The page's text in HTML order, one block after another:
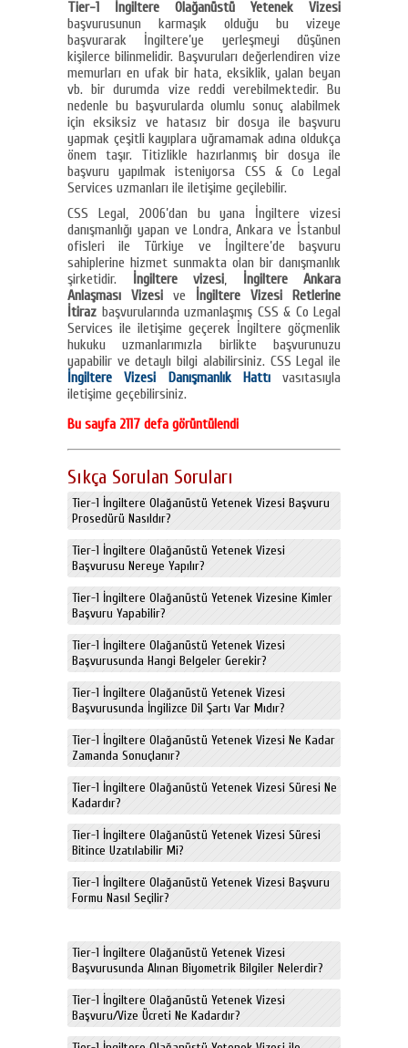
Tier-1 İngiltere Olağanüstü Yetenek Vizesi
başvurusunun karmaşık olduğu bu vizeye
başvurarak İngiltere’ye yerleşmeyi düşünen
kişilerce bilinmelidir. Başvuruları değerlendiren vize
memurları en ufak bir hata, eksiklik, yalan beyan
vb. bir durumda vize reddi verebilmektedir. Bu
nedenle bu başvurularda olumlu sonuç alabilmek
için eksiksiz ve hatasız bir dosya ile başvuru
yapmak çeşitli kayıplara uğramamak adına oldukça
önem taşır. Titizlikle hazırlanmış bir dosya ile
başvuru yapılmak isteniyorsa CSS & Co Legal
Services uzmanları ile iletişime geçilebilir.
CSS Legal, 2006’dan bu yana İngiltere vizesi
danışmanlığı yapan ve Londra, Ankara ve İstanbul
ofisleri ile Türkiye ve İngiltere’de başvuru
sahiplerine hizmet sunmakta olan bir danışmanlık
şirketidir.
İngiltere vizesi,
İngiltere Ankara
Anlaşması Vizesi ve
İngiltere Vizesi Retlerine
İtiraz başvurularında uzmanlaşmış CSS & Co Legal
Services ile iletişime geçerek İngiltere göçmenlik
hukuku uzmanlarımızla birlikte başvurunuzu
yapabilir ve detaylı bilgi alabilirsiniz. CSS Legal ile
İngiltere Vizesi Danışmanlık Hattıvasıtasıyla
iletişime geçebilirsiniz.
Bu sayfa 2117 defa görüntülendi
Sıkça Sorulan Soruları
Tier-1 İngiltere Olağanüstü Yetenek Vizesi Başvuru
Prosedürü Nasıldır?
Tier-1 İngiltere Olağanüstü Yetenek Vizesi
Başvurusu Nereye Yapılır?
Tier-1 İngiltere Olağanüstü Yetenek Vizesine Kimler
Başvuru Yapabilir?
Tier-1 İngiltere Olağanüstü Yetenek Vizesi
Başvurusunda Hangi Belgeler Gerekir?
Tier-1 İngiltere Olağanüstü Yetenek Vizesi
Başvurusunda İngilizce Dil Şartı Var Mıdır?
Tier-1 İngiltere Olağanüstü Yetenek Vizesi Ne Kadar
Zamanda Sonuçlanır?
Tier-1 İngiltere Olağanüstü Yetenek Vizesi Süresi Ne
Kadardır?
Tier-1 İngiltere Olağanüstü Yetenek Vizesi Süresi
Bitince Uzatılabilir Mi?
Tier-1 İngiltere Olağanüstü Yetenek Vizesi Başvuru
Formu Nasıl Seçilir?
Tier-1 İngiltere Olağanüstü Yetenek Vizesi
Başvurusunda Alınan Biyometrik Bilgiler Nelerdir?
Tier-1 İngiltere Olağanüstü Yetenek Vizesi
Başvuru/Vize Ücreti Ne Kadardır?